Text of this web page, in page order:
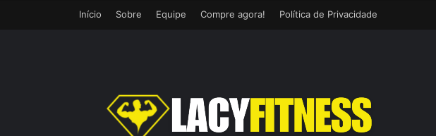
Início Sobre Equipe Compre agora! Política de Privacidade